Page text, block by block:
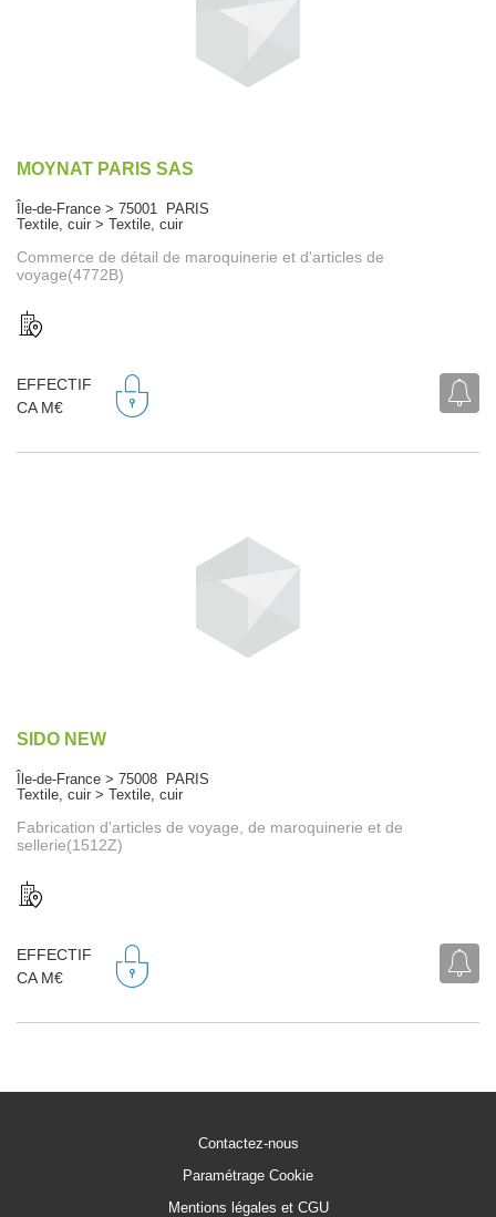
MOYNAT PARIS SAS
Île-de-France > 75001 PARIS
Textile, cuir > Textile, cuir
Commerce de détail de maroquinerie et d'articles de
voyage(4772B)
EFFECTIF
CA M€
SIDO NEW
Île-de-France > 75008 PARIS
Textile, cuir > Textile, cuir
Fabrication d'articles de voyage, de maroquinerie et de
sellerie(1512Z)
EFFECTIF
CA M€
Contactez-nous
Paramétrage Cookie
Mentions légales et CGU